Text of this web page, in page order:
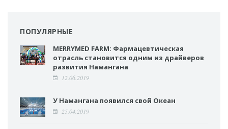
ПОПУЛЯРНЫЕ
MERRYMED FARM: Фармацевтическая
отрасль становится одним из драйверов
развития Намангана
12.06.2019
У Намангана появился свой Океан
25.04.2019